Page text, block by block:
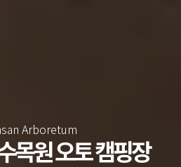
Arboretum
목원 오토 캠핑장